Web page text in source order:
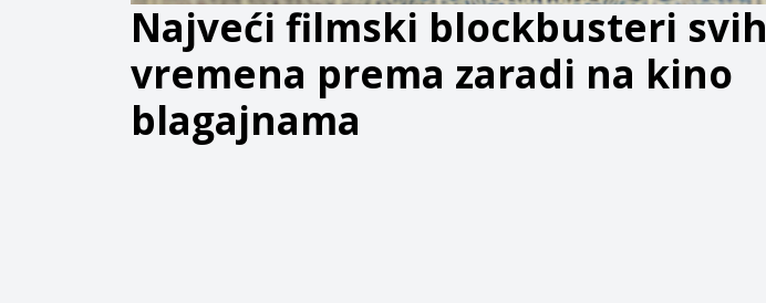
Najveći filmski blockbusteri svih
vremena prema zaradi na kino
blagajnama